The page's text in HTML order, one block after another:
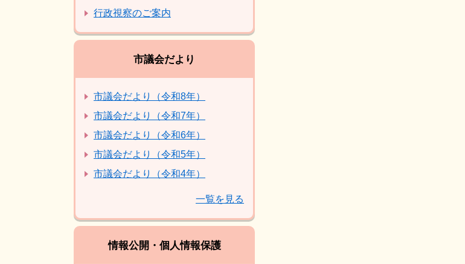
行政視察のご案内
市議会だより
市議会だより（令和8年）
市議会だより（令和7年）
市議会だより（令和6年）
市議会だより（令和5年）
市議会だより（令和4年）
一覧を見る
情報公開・個人情報保護